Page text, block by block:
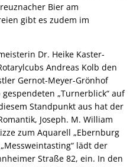
Bier am
gibt es zudem im
Dr. Heike Kaster-
Andreas Kolb den
Gernot-Meyer-Grönhof
„Turnerblick“ auf
Standpunkt aus hat der
Joseph. M. William
zum Aquarell „Ebernburg
lädt der
Straße 82, ein. In den